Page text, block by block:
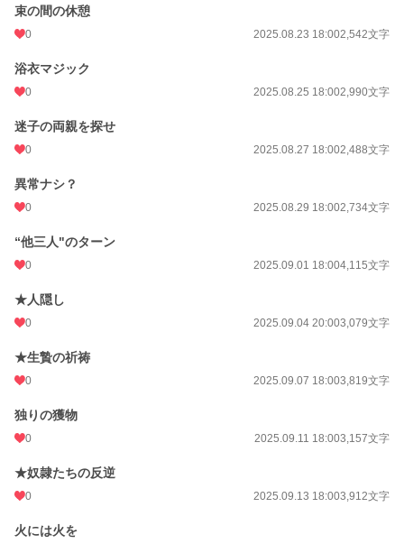
束の間の休憩
0 2025.08.23 18:002,542文字
浴衣マジック
0 2025.08.25 18:002,990文字
迷子の両親を探せ
0 2025.08.27 18:002,488文字
異常ナシ？
0 2025.08.29 18:002,734文字
“他三人"のターン
0 2025.09.01 18:004,115文字
★人隠し
0 2025.09.04 20:003,079文字
★生贄の祈祷
0 2025.09.07 18:003,819文字
独りの獲物
0 2025.09.11 18:003,157文字
★奴隷たちの反逆
0 2025.09.13 18:003,912文字
火には火を